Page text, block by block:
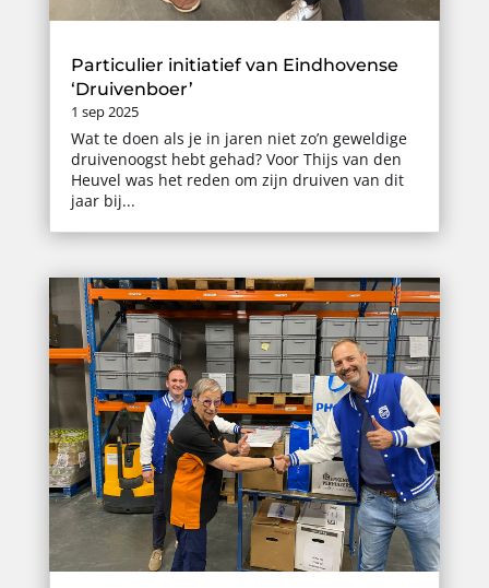
Particulier initiatief van Eindhovense
‘Druivenboer’
1 sep 2025
Wat te doen als je in jaren niet zo’n geweldige
druivenoogst hebt gehad? Voor Thijs van den
Heuvel was het reden om zijn druiven van dit
jaar bij...